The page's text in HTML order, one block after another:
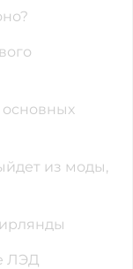
из моды,
ЛЭД